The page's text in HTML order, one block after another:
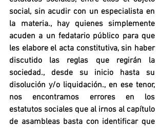
social, sin acudir con un especialista en
la materia., hay quienes simplemente
acuden a un fedatario público para que
les elabore el acta constitutiva, sin haber
discutido las reglas que regirán la
sociedad., desde su inicio hasta su
disolución y/o liquidación., en ese tenor,
nos encontramos errores en los
estatutos sociales que al irnos al capítulo
de asambleas basta con identificar que